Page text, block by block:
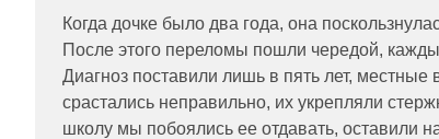
Когда дочке было два года, она
После этого переломы пошли чередой,
Диагноз поставили лишь в пять лет,
срастались неправильно, их укрепляли
школу мы побоялись ее отдавать, оставили